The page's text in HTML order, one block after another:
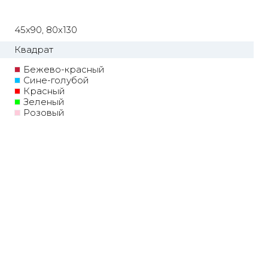
45x90, 80x130
Квадрат
Бежево-красный
Сине-голубой
Красный
Зеленый
Розовый